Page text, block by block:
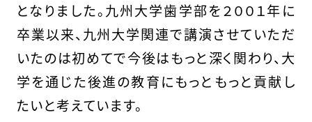
となりました。九州大学歯学部を２００１年に
卒業以来、九州大学関連で講演させていただ
いたのは初めてで今後はもっと深く関わり、大
学を通じた後進の教育にもっともっと貢献し
たいと考えています。